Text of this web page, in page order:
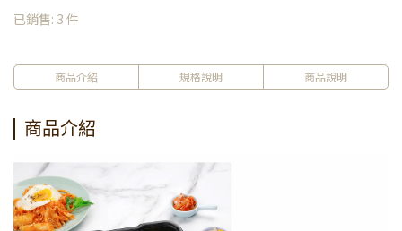
已銷售: 3 件
商品介紹 規格說明 商品說明
商品介紹